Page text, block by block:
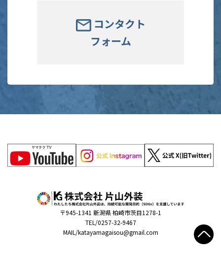
コンタクト
フォーム
〒945-1341 新潟県 柏崎市茨目1278-1
TEL/0257-32-9467
MAIL/katayamagaisou@gmail.com